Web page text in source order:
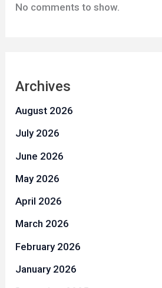
No comments to show.
Archives
August 2026
July 2026
June 2026
May 2026
April 2026
March 2026
February 2026
January 2026